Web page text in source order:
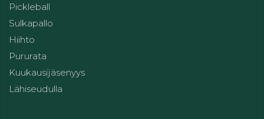
Pickleball
Sulkapallo
Hiihto
Pururata
Kuukausijäsenyys
Lähiseudulla